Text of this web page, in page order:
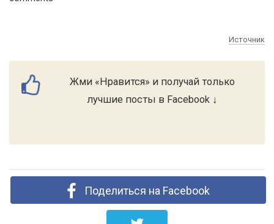
Источник
Жми «Нравится» и получай только
лучшие посты в Facebook ↓
Поделиться на Facebook